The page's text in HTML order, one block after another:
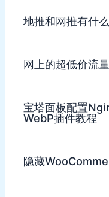
地推和网推有什
网上的超低价流
宝塔面板配置
WebP插件教程
隐藏